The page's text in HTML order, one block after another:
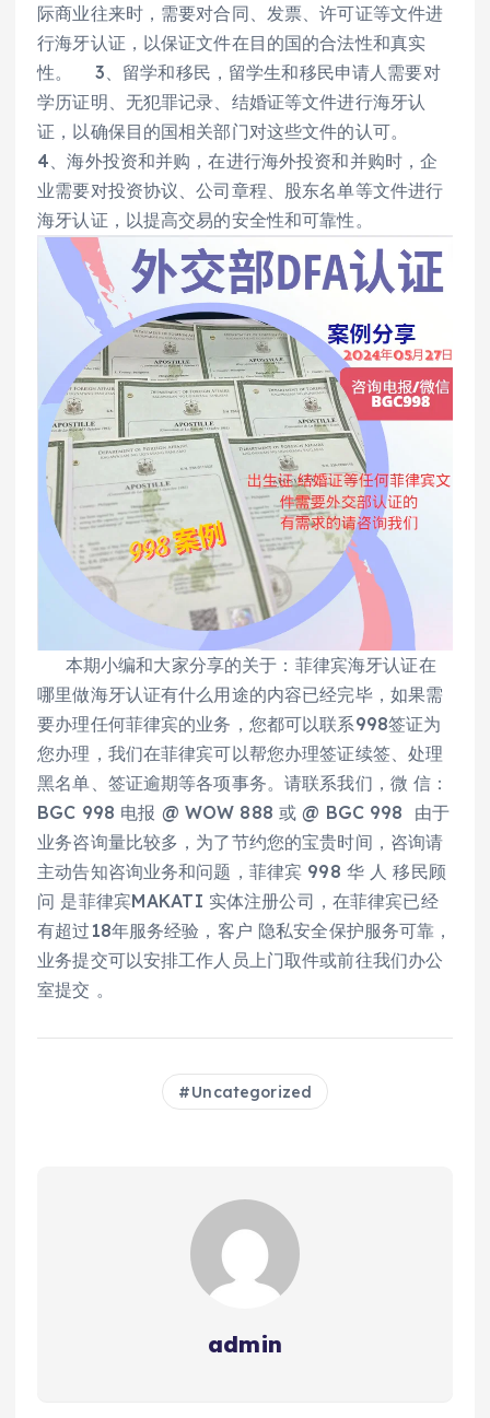
际商业往来时，需要对合同、发票、许可证等文件进
行海牙认证，以保证文件在目的国的合法性和真实
性。 3、留学和移民，留学生和移民申请人需要对
学历证明、无犯罪记录、结婚证等文件进行海牙认
证，以确保目的国相关部门对这些文件的认可。
4、海外投资和并购，在进行海外投资和并购时，企
业需要对投资协议、公司章程、股东名单等文件进行
海牙认证，以提高交易的安全性和可靠性。
本期小编和大家分享的关于：菲律宾海牙认证在
哪里做海牙认证有什么用途的内容已经完毕，如果需
要办理任何菲律宾的业务，您都可以联系998签证为
您办理，我们在菲律宾可以帮您办理签证续签、处理
黑名单、签证逾期等各项事务。请联系我们，微 信：
BGC 998 电报 @ WOW 888 或 @ BGC 998 由于
业务咨询量比较多，为了节约您的宝贵时间，咨询请
主动告知咨询业务和问题，菲律宾 998 华 人 移民顾
问 是菲律宾MAKATI 实体注册公司，在菲律宾已经
有超过18年服务经验，客户 隐私安全保护服务可靠，
业务提交可以安排工作人员上门取件或前往我们办公
室提交 。
Uncategorized
admin